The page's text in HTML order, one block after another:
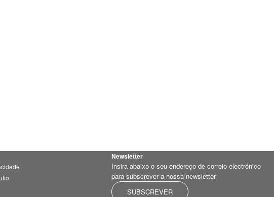
Newsletter
Insira abaixo o seu endereço de correio electrónico
para subscrever a nossa newsletter
SUBSCREVER